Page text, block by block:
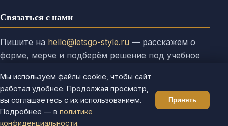
Связаться с нами
Пишите на hello@letsgo-style.ru — расскажем о
форме, мерче и подберём решение под учебное
2026. Все права защищены. letsgo-style.ru
Мы используем файлы cookie, чтобы сайт
работал удобнее. Продолжая просмотр,
вы соглашаетесь с их использованием.
Подробнее — в политике
конфиденциальности.
Принять